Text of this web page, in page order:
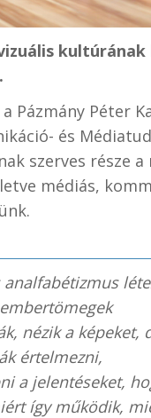
Pázmány Péter
és
szerves része
médiás,
analfabétizmus
nézik a képeket,
értelmezni,
a jelentéseket,
így működik,